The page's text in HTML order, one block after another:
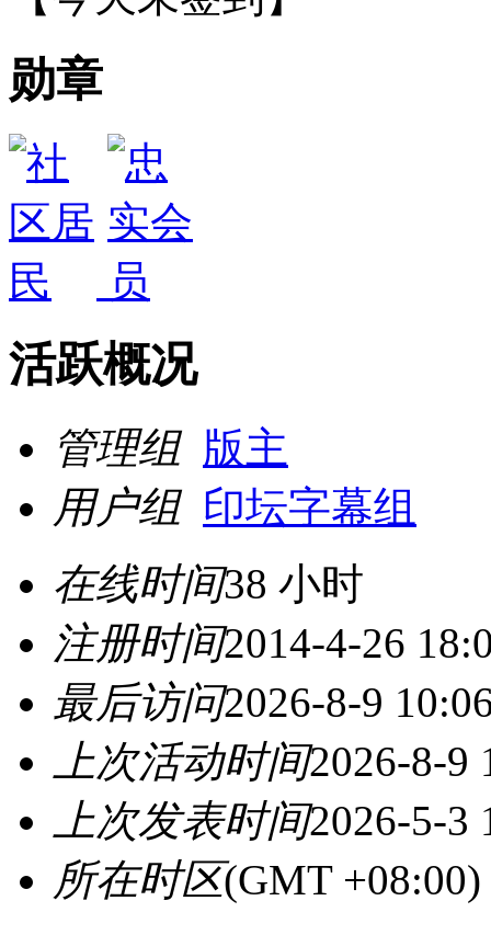
勋章
活跃概况
管理组 版主
用户组 印坛字幕组
在线时间38 小时
注册时间2014-4-26
最后访问2026-8-9
上次活动时间2026-8-9
上次发表时间2026-5-3
所在时区(GMT